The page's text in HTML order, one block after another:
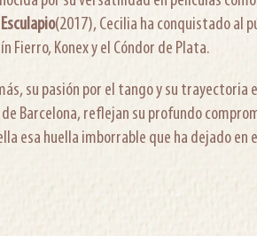
(2017), Cecilia ha conquistado al
Fierro, Konex y el Cóndor de Plata.
su pasión por el tango y su trayectoria
de Barcelona, reflejan su profundo
esa huella imborrable que ha dejado en